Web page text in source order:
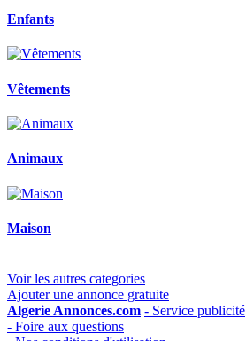
Enfants
Vêtements
Animaux
Maison
Voir les autres categories
Ajouter une annonce gratuite
Algerie Annonces.com - Service publicité
- Foire aux questions